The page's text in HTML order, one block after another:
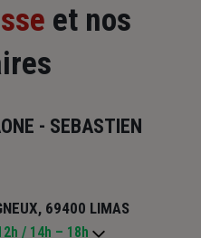
et nos
- SEBASTIEN
69400 LIMAS
Ouvert 09h – 12h / 14h – 18h